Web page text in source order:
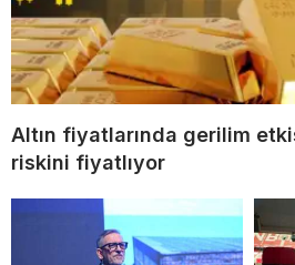
Altın fiyatlarında gerilim
riskini fiyatlıyor